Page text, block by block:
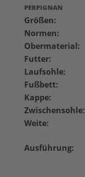
PERPIGNAN
Größen:
Normen:
Obermaterial:
Futter:
Laufsohle:
Fußbett:
Kappe:
Zwischensohle:
Weite:
Ausführung: